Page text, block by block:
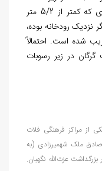
قرار دارد و شاید بتوان گفت که محوطه‏‌ای که کمتر از 5/2 متر
نزدیک رودخانه بوده،
شده است. احتمالاً
در زیر رسوبات
تپه ازبکی: یکی از مراکز فرهنگی فلات
ملک شهمیرزادی (به
الله نگهبان.